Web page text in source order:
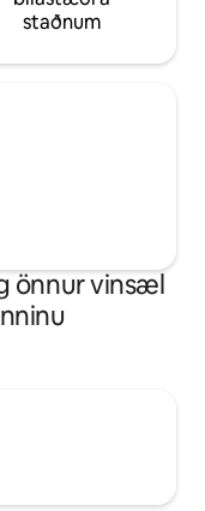
staðnum
önnur vinsæl